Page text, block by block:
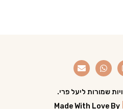
Made With Love By